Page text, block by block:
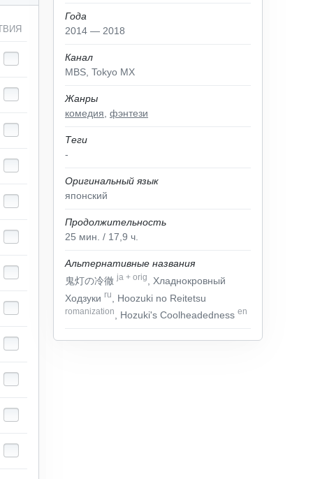
Года
2014 — 2018
Канал
MBS, Tokyo MX
Жанры
комедия фэнтези
Теги
-
Оригинальный язык
японский
Продолжительность
25 мин. / 17,9 ч.
Альтернативные названия
鬼灯の冷徹ja + orig
, Хладнокровный
Ходзуки ru , Hoozuki no Reitetsu
romanization , Hozuki's Coolheadedness en